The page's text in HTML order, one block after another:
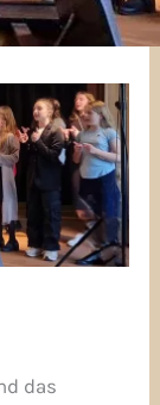
das